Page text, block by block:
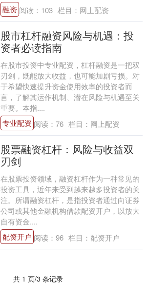
融资 阅读： 103 栏目： 网上配资
股市杠杆融资风险与机遇：投
资者必读指南
在股市投资中专业配资，杠杆融资是一把双
刃剑，既能放大收益，也可能加剧亏损。对
于希望快速提升资金使用效率的投资者而
言，了解其运作机制、潜在风险与机遇至关
重要。本指....
专业配资 阅读： 76 栏目： 网上配资
股票融资杠杆：风险与收益双
刃剑
在股票投资领域，融资杠杆作为一种常见的
投资工具，近年来受到越来越多投资者的关
注。所谓融资杠杆，是指投资者通过向证券
公司或其他金融机构借款配资开户，以放大
自有资金....
配资开户 阅读： 96 栏目： 配资开户
共 1 页/3 条记录